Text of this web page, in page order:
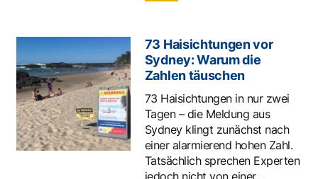
73 Haisichtungen vor
Sydney: Warum die
Zahlen täuschen
73 Haisichtungen in nur zwei
Tagen – die Meldung aus
Sydney klingt zunächst nach
einer alarmierend hohen Zahl.
Tatsächlich sprechen Experten